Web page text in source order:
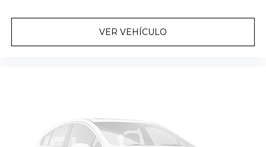
VER VEHÍCULO